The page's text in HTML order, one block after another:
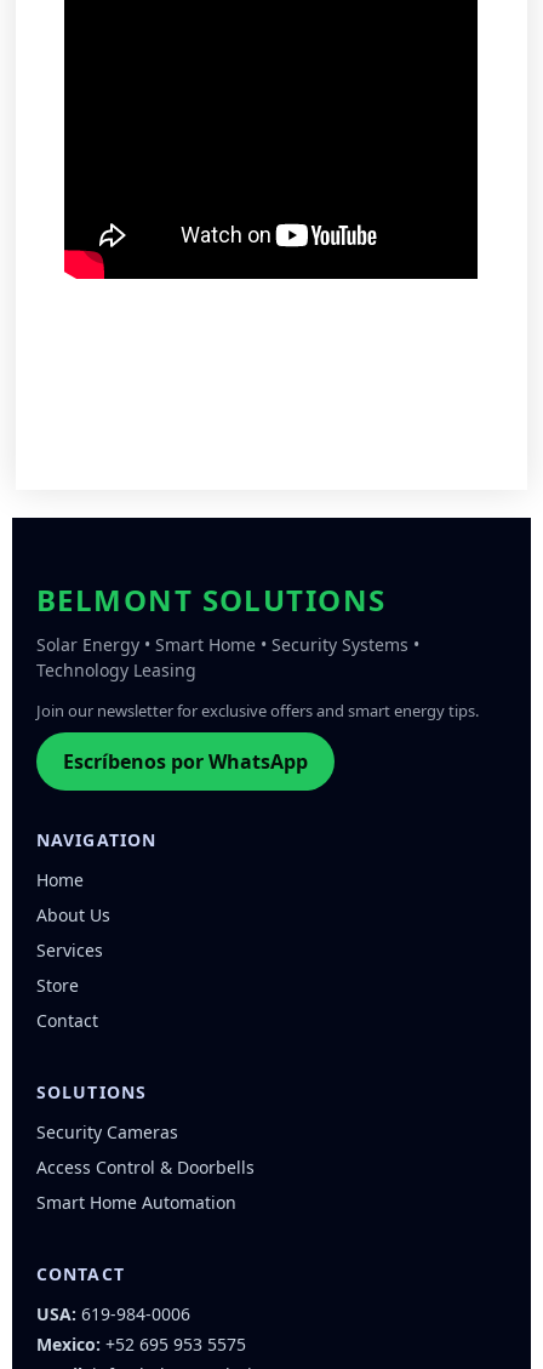
BELMONT SOLUTIONS
Solar Energy • Smart Home • Security Systems •
Technology Leasing
Join our newsletter for exclusive offers and smart energy tips.
Escríbenos por WhatsApp
NAVIGATION
Home
About Us
Services
Store
Contact
SOLUTIONS
Security Cameras
Access Control & Doorbells
Smart Home Automation
CONTACT
USA: 619-984-0006
Mexico: +52 695 953 5575